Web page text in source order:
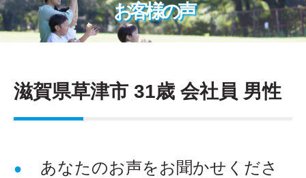
お客様の声
滋賀県草津市 31歳 会社員 男性
あなたのお声をお聞かせくださ